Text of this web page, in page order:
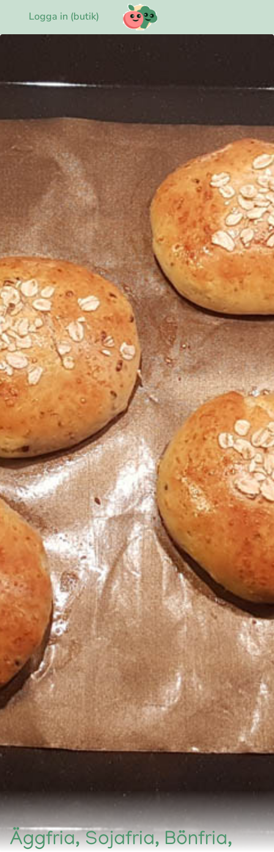
Logga in (butik)
Äggfria, Sojafria, Bönfria,